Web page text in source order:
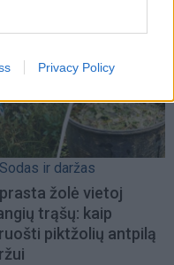
Privacy Policy
Sodas ir daržas
žolė vietoj
trąšų: kaip
piktžolių antpilą